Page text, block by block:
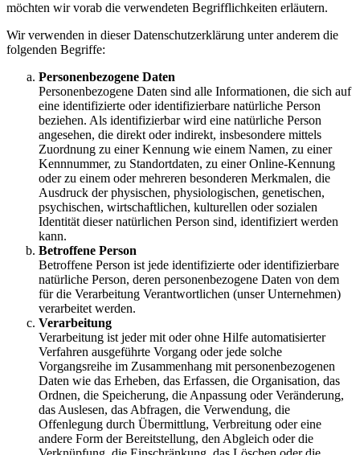
möchten wir vorab die verwendeten Begrifflichkeiten erläutern.
Wir verwenden in dieser Datenschutzerklärung unter anderem die
folgenden Begriffe:
Personenbezogene Daten
Personenbezogene Daten sind alle Informationen, die sich auf
eine identifizierte oder identifizierbare natürliche Person
beziehen. Als identifizierbar wird eine natürliche Person
angesehen, die direkt oder indirekt, insbesondere mittels
Zuordnung zu einer Kennung wie einem Namen, zu einer
Kennnummer, zu Standortdaten, zu einer Online-Kennung
oder zu einem oder mehreren besonderen Merkmalen, die
Ausdruck der physischen, physiologischen, genetischen,
psychischen, wirtschaftlichen, kulturellen oder sozialen
Identität dieser natürlichen Person sind, identifiziert werden
kann.
Betroffene Person
Betroffene Person ist jede identifizierte oder identifizierbare
natürliche Person, deren personenbezogene Daten von dem
für die Verarbeitung Verantwortlichen (unser Unternehmen)
verarbeitet werden.
Verarbeitung
Verarbeitung ist jeder mit oder ohne Hilfe automatisierter
Verfahren ausgeführte Vorgang oder jede solche
Vorgangsreihe im Zusammenhang mit personenbezogenen
Daten wie das Erheben, das Erfassen, die Organisation, das
Ordnen, die Speicherung, die Anpassung oder Veränderung,
das Auslesen, das Abfragen, die Verwendung, die
Offenlegung durch Übermittlung, Verbreitung oder eine
andere Form der Bereitstellung, den Abgleich oder die